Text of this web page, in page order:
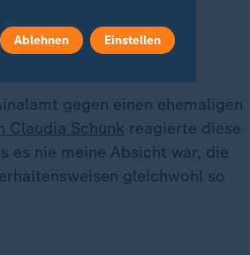
und Trainer
gegen einen ehemaligen
Claudia Schunk reagierte diese
es nie meine Absicht war, die
gleichwohl so
Ablehnen Einstellen